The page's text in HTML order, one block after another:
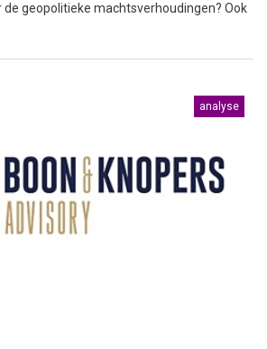
geopolitieke machtsverhoudingen? Ook
analyse